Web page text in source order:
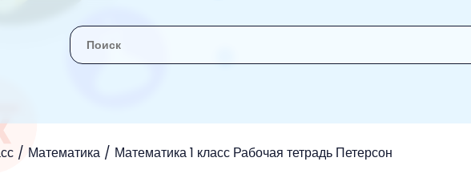
Математика Математика 1 класс Рабочая тетрадь Петерсон